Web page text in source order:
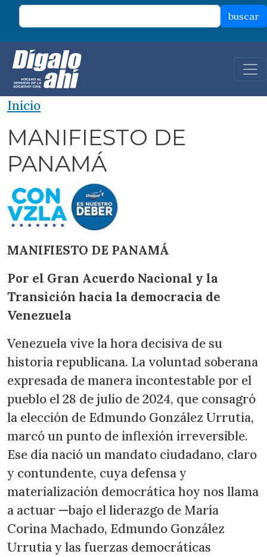
Pasar al contenido principal
buscar
Inicio
MANIFIESTO DE
PANAMÁ
MANIFIESTO DE PANAMÁ
Por el Gran Acuerdo Nacional y la
Transición hacia la democracia de
Venezuela
Venezuela vive la hora decisiva de su
historia republicana. La voluntad soberana
expresada de manera incontestable por el
pueblo el 28 de julio de 2024, que consagró
la elección de Edmundo González Urrutia,
marcó un punto de inflexión irreversible.
Ese día nació un mandato ciudadano, claro
y contundente, cuya defensa y
materialización democrática hoy nos llama
a actuar —bajo el liderazgo de María
Corina Machado, Edmundo González
Urrutia y las fuerzas democráticas